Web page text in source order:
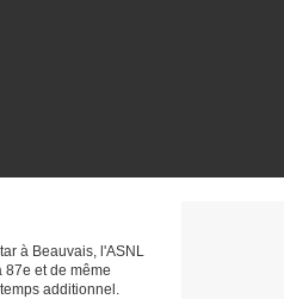
à Beauvais, l'ASNL
87e et de même
additionnel.